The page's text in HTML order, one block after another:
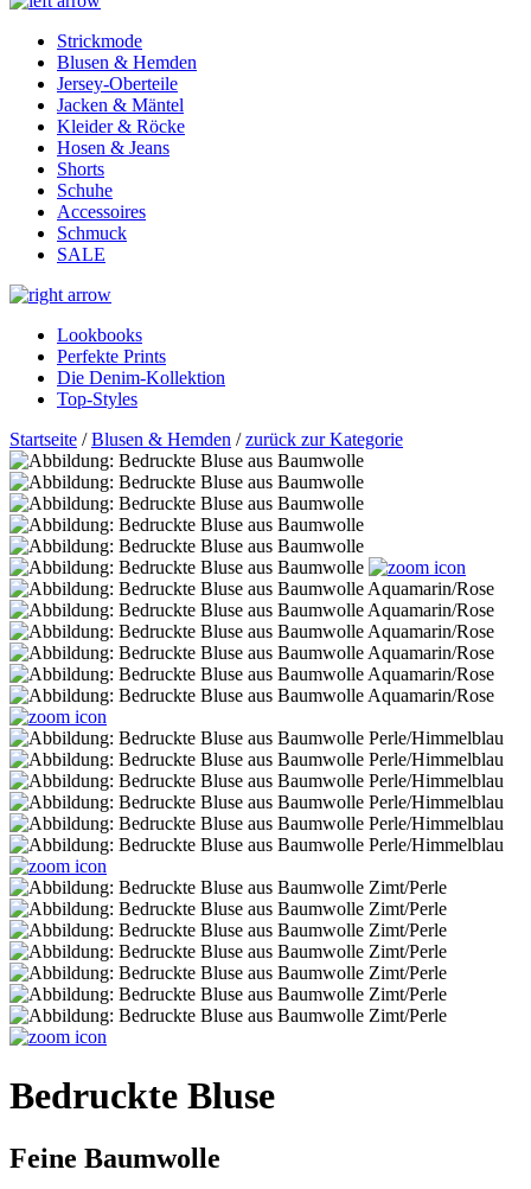
Strickmode
Blusen & Hemden
Jersey-Oberteile
Jacken & Mäntel
Kleider & Röcke
Hosen & Jeans
Shorts
Schuhe
Accessoires
Schmuck
SALE
Lookbooks
Perfekte Prints
Die Denim-Kollektion
Top-Styles
Startseite /Blusen & Hemden /zurück zur Kategorie
Bedruckte Bluse
Feine Baumwolle